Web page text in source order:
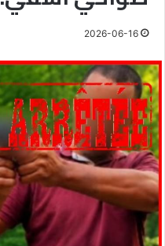
2026-06-16